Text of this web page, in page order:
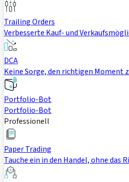
Trailing Orders
Verbesserte Kauf- und
DCA
Keine Sorge, den richtigen Moment
Portfolio-Bot
Portfolio-Bot
Professionell
Paper Trading
Tauche ein in den Handel, ohne das